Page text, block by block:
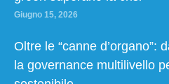
Giugno 15, 2026
Oltre le “canne d’organo”:
la governance multilivello